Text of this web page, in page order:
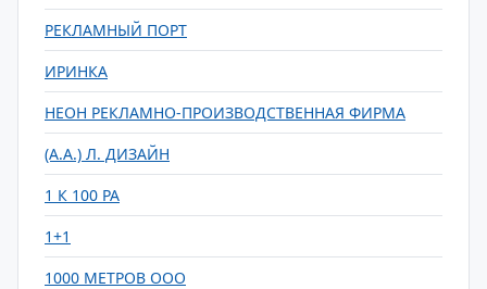
РЕКЛАМНЫЙ ПОРТ
ИРИНКА
НЕОН РЕКЛАМНО-ПРОИЗВОДСТВЕННАЯ ФИРМА
(А.А.) Л. ДИЗАЙН
1 К 100 РА
1+1
1000 МЕТРОВ ООО